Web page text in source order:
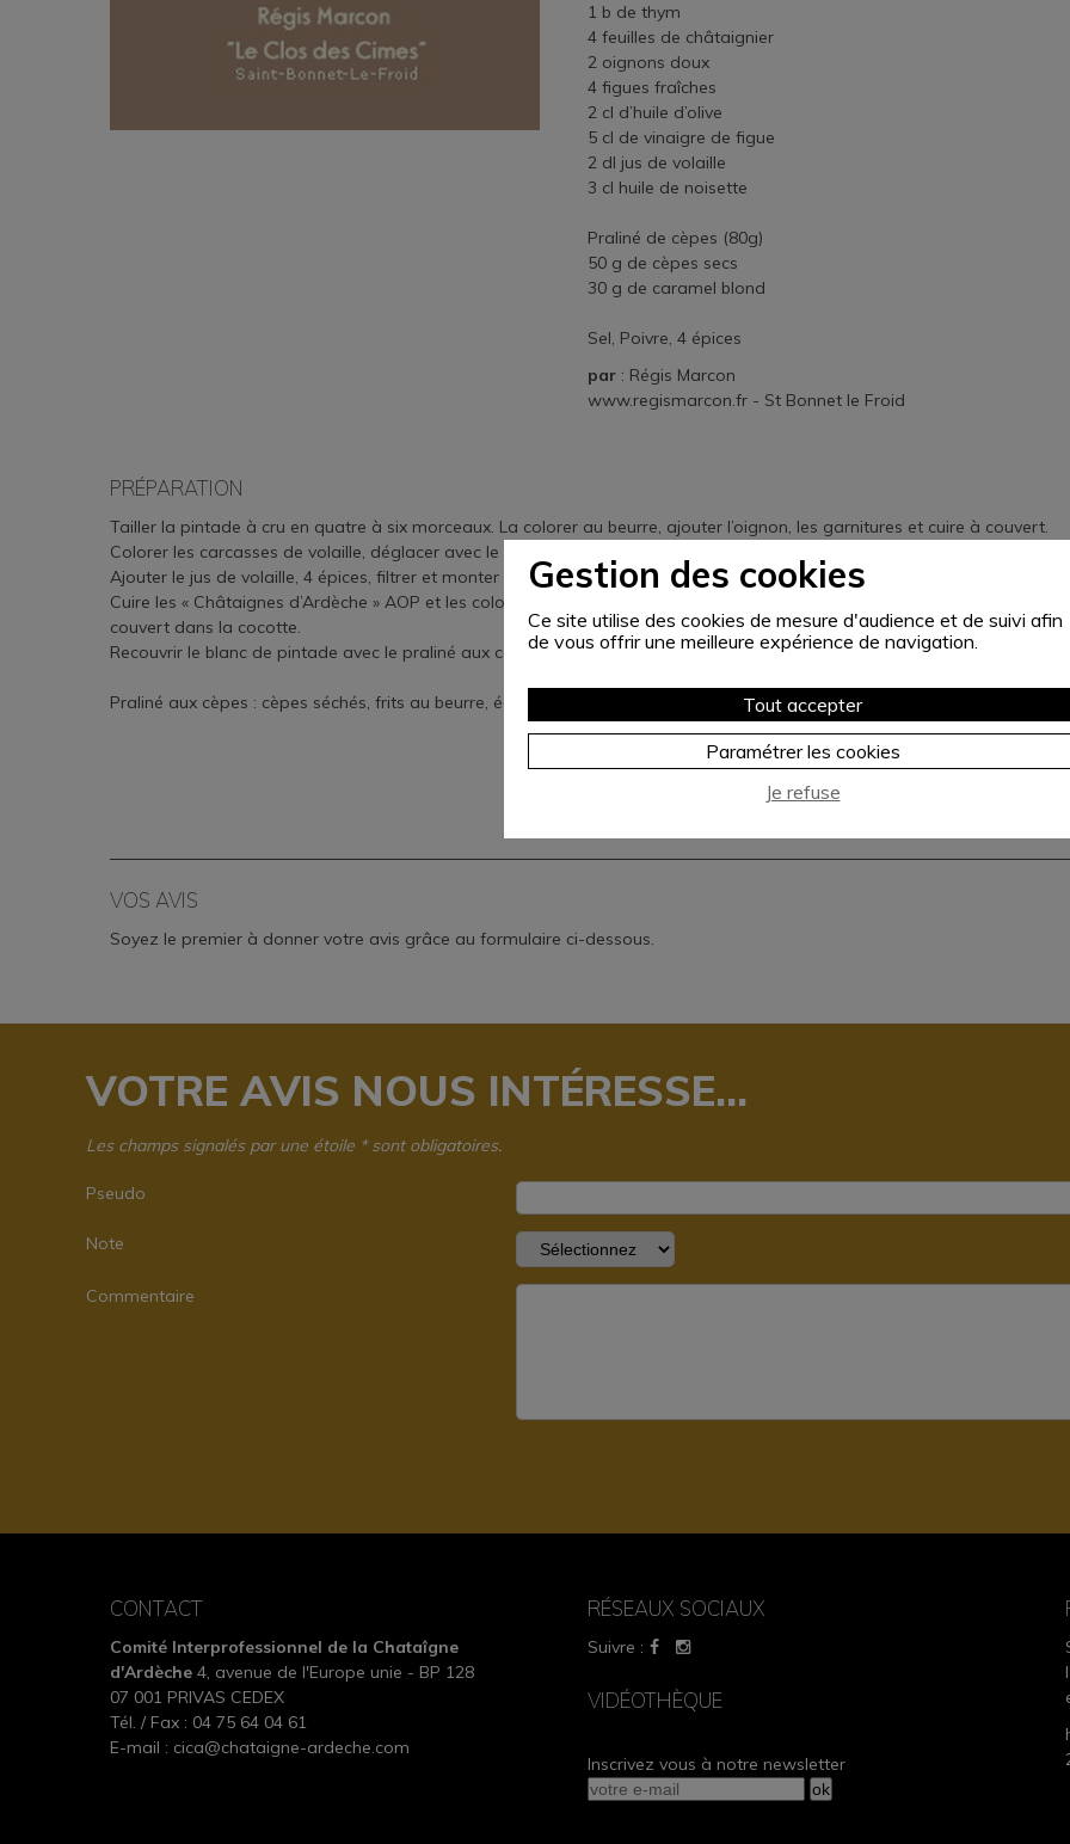
1 b de thym
4 feuilles de châtaignier
2 oignons doux
4 figues fraîches
2 cl d’huile d’olive
5 cl de vinaigre de figue
2 dl jus de volaille
3 cl huile de noisette
Praliné de cèpes (80g)
50 g de cèpes secs
30 g de caramel blond
Sel, Poivre, 4 épices
par: Régis Marcon
www.regismarcon.fr- St Bonnet le Froid
PRÉPARATION
Tailler la pintade à cru en quatre à six morceaux. La colorer au beurre, ajouter l’oignon, les garnitures et cuire à couvert.
Colorer les carcasses de volaille, déglacer avec le vinaigre de figue deux ou trois fois.
Ajouter le jus de volaille, 4 épices, filtrer et monter à l’huile de noisette au moment de servir.
Cuire les « Châtaignes d’Ardèche » AOP et les colorer à la poêle. Les envelopper avec les oignons et les figues dans les
couvert dans la cocotte.
Recouvrir le blanc de pintade avec le praliné aux cèpes. Dresser les morceaux de pintade entourés avec leur garniture de
Praliné aux cèpes : cèpes séchés, frits au beurre, égouttés, mixés avec un caramel de sucre roux et flocons de châtaignes.
VOS AVIS
Soyez le premier à donner votre avis grâce au formulaire ci-dessous.
VOTRE AVIS NOUS INTÉRESSE...
Les champs signalés par une étoile * sont obligatoires.
Pseudo
Note
Commentaire
CONTACT
Comité Interprofessionnel de la Chataîgne
d'Ardèche 4, avenue de l'Europe unie - BP 128
07 001 PRIVAS CEDEX
Tél. / Fax : 04 75 64 04 61
E-mail : cica@chataigne-ardeche.com
RÉSEAUX SOCIAUX
Suivre :
VIDÉOTHÈQUE
Inscrivez vous à notre newsletter
Gestion des cookies
Ce site utilise des cookies de mesure d'audience et de suivi afin
de vous offrir une meilleure expérience de navigation.
Tout accepter
Paramétrer les cookies
Je refuse